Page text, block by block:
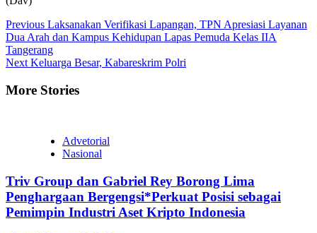
Continue
Reading
Previous Laksanakan Verifikasi Lapangan, TPN Apresiasi Layanan
Dua Arah dan Kampus Kehidupan Lapas Pemuda Kelas IIA
Tangerang
Next Keluarga Besar, Kabareskrim Polri
More Stories
Advetorial
Nasional
Triv Group dan Gabriel Rey Borong Lima
Penghargaan Bergengsi*Perkuat Posisi sebagai
Pemimpin Industri Aset Kripto Indonesia